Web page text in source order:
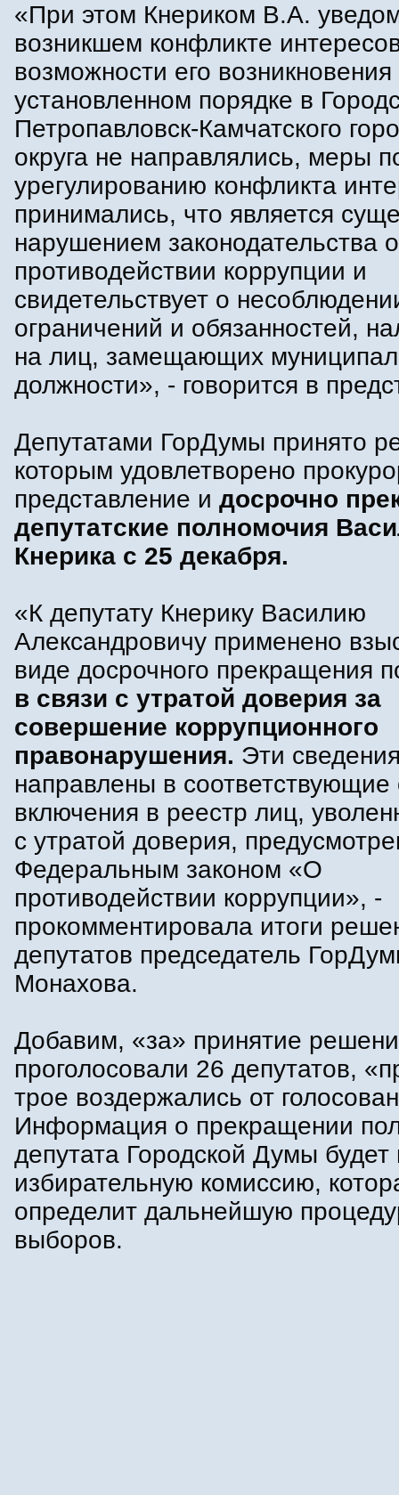
«При этом Кнериком В.А.
возникшем конфликте
возможности его возникновения
установленном порядке в
Петропавловск-Камчатского
округа не направлялись, меры
урегулированию конфликта
принимались, что является
нарушением законодательства о
противодействии коррупции и
свидетельствует о
ограничений и обязанностей,
на лиц, замещающих
должности», - говорится в
Депутатами ГорДумы принято
которым удовлетворено
представление и досрочно
депутатские полномочия
Кнерика с 25 декабря.
«К депутату Кнерику Василию
Александровичу применено
виде досрочного прекращения
в связи с утратой доверия за
совершение коррупционного
правонарушения. Эти
направлены в соответствующие
включения в реестр лиц,
с утратой доверия,
Федеральным законом «О
противодействии коррупции», -
прокомментировала итоги
депутатов председатель
Монахова.
Добавим, «за» принятие
проголосовали 26 депутатов,
трое воздержались от
Информация о прекращении
депутата Городской Думы
избирательную комиссию,
определит дальнейшую
выборов.